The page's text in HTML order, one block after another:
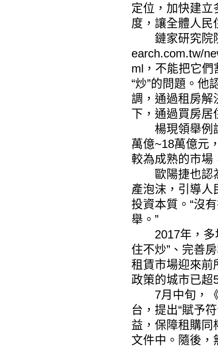
定位，加快建立
度，讓全體人民
鏈家研究院院
earch.com.tw/
ml ，不能把它
“炒”的問題。他
調，通過租房解
下，通過買房居
楊現領舉例說
萬億~18萬億元
較為成熟的市場
歐陽捷也認為
產泡沫，引導人
投資本質。“沒
舉。”
2017年，多地
住不炒”、完善
租賃市場迎來前
政策的城市已超
7月中旬，《
台，提出“賦予
益，保障租購同
文件中。隨後，